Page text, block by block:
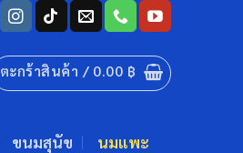
ตะกร้าสินค้า / 0.00 ฿
ขนมสุนัข นมแพะ